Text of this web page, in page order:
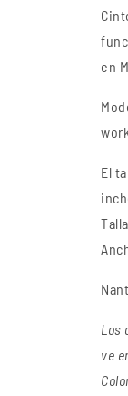
en
El
Los
ve